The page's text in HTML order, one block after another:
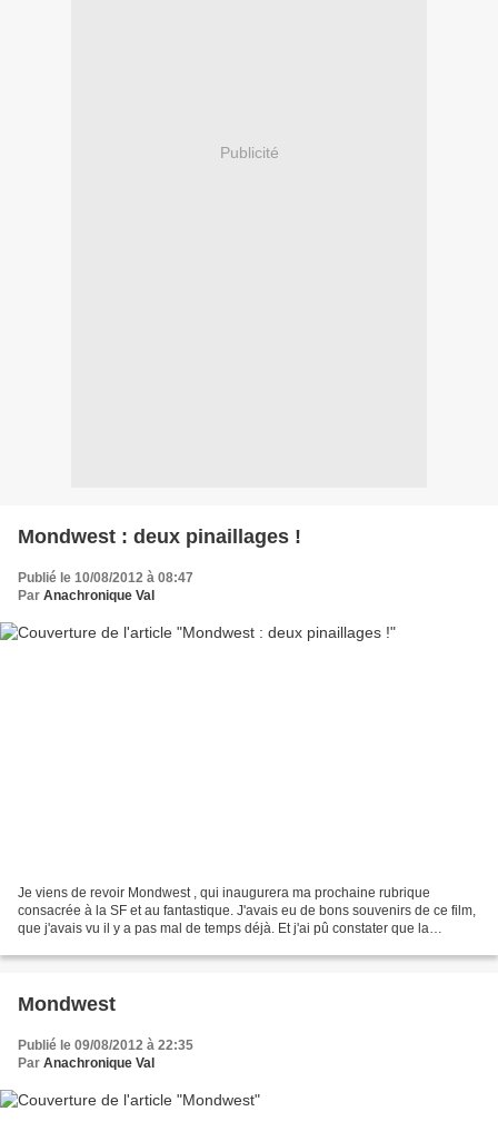
Publicité
Mondwest : deux pinaillages !
Publié le 10/08/2012 à 08:47
Par Anachronique Val
Je viens de revoir Mondwest , qui inaugurera ma prochaine rubrique
consacrée à la SF et au fantastique. J'avais eu de bons souvenirs de ce film,
que j'avais vu il y a pas mal de temps déjà. Et j'ai pû constater que la
Mondwest
Publié le 09/08/2012 à 22:35
Par Anachronique Val